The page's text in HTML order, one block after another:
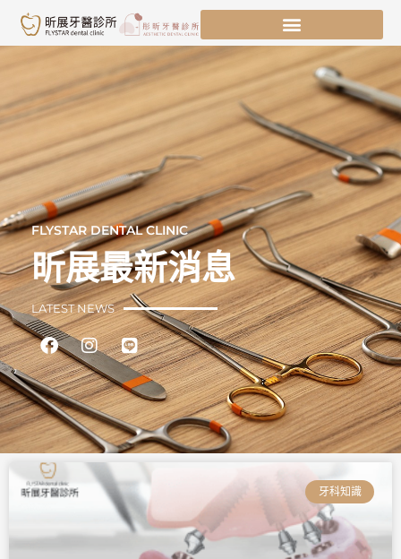
主
容
FLYSTAR DENTAL CLINIC
昕展最新消息
LATEST NEWS
FacebookInstagram
Line
牙科知識
面